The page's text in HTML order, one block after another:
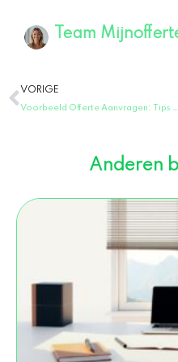
Team
Vorige
VORIGE
Voorbeeld Offerte Aanvragen: Tips voor Succesvolle Offertes & Inspiratie!
Anderen